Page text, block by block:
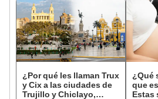
¿Por qué les llaman Trux
y Cix a las ciudades de
Trujillo y Chiclayo,
¿Qué
que
Estas